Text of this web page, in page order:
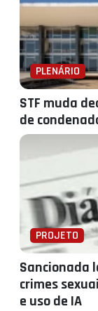
PLENÁRIO
STF muda
de
PROJETO
Sancionada
crimes
e uso de IA